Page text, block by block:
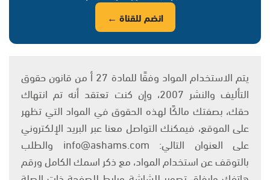
انضم للقناة ←
يتم الاستخدام المواد وفقًا للمادة 27 أ من قانون حقوق
التأليف والنشر 2007، وإن كنت تعتقد أنه تم انتهاك
حقك، بصفتك مالكًا لهذه الحقوق في المواد التي تظهر
على الموقع، فيمكنك التواصل معنا عبر البريد الإلكتروني
على العنوان التالي: info@ashams.com والطلب
بالتوقف عن استخدام المواد، مع ذكر اسمك الكامل ورقم